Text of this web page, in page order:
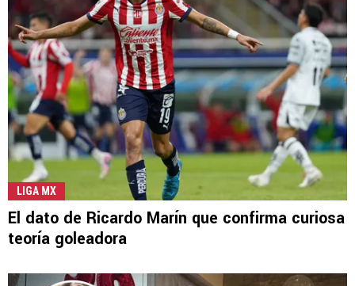
LIGA MX
El dato de Ricardo Marín que confirma curiosa
teoría goleadora